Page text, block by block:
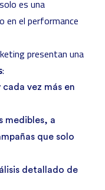
es una
en el performance
presentan una
:
vez más en
medibles, a
que solo
detallado de